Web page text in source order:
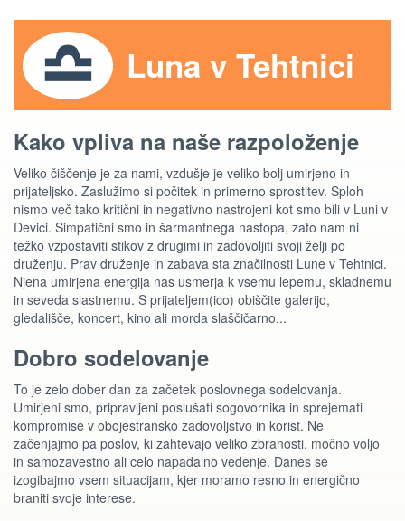
Luna v Tehtnici
Kako vpliva na naše razpoloženje
Veliko čiščenje je za nami, vzdušje je veliko bolj umirjeno in
prijateljsko. Zaslužimo si počitek in primerno sprostitev. Sploh
nismo več tako kritični in negativno nastrojeni kot smo bili v Luni v
Devici. Simpatični smo in šarmantnega nastopa, zato nam ni
težko vzpostaviti stikov z drugimi in zadovoljiti svoji želji po
druženju. Prav druženje in zabava sta značilnosti Lune v Tehtnici.
Njena umirjena energija nas usmerja k vsemu lepemu, skladnemu
in seveda slastnemu. S prijateljem(ico) obiščite galerijo,
gledališče, koncert, kino ali morda slaščičarno...
Dobro sodelovanje
To je zelo dober dan za začetek poslovnega sodelovanja.
Umirjeni smo, pripravljeni poslušati sogovornika in sprejemati
kompromise v obojestransko zadovoljstvo in korist. Ne
začenjajmo pa poslov, ki zahtevajo veliko zbranosti, močno voljo
in samozavestno ali celo napadalno vedenje. Danes se
izogibajmo vsem situacijam, kjer moramo resno in energično
braniti svoje interese.